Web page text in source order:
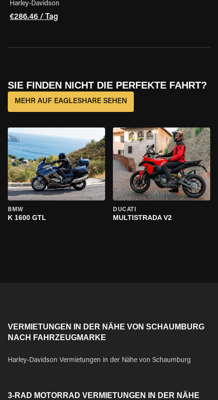
Harley-Davidson
€286.46 / Tag
SIE FINDEN NICHT DIE PERFEKTE FAHRT?
MEHR AUF EAGLESHARE SEHEN
BMW
K 1600 GTL
DUCATI
MULTISTRADA V2
VERMIETUNGEN IN DER NÄHE VON SCHAUMBURG
NACH FAHRZEUGMARKE
Harley-Davidson Vermietungen in der Nähe von Schaumburg
3-RAD MOTORRAD VERMIETUNGEN IN DER NÄHE